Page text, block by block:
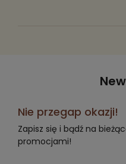
Nie przegap okazji!
Zapisz się i bądź na
promocjami!